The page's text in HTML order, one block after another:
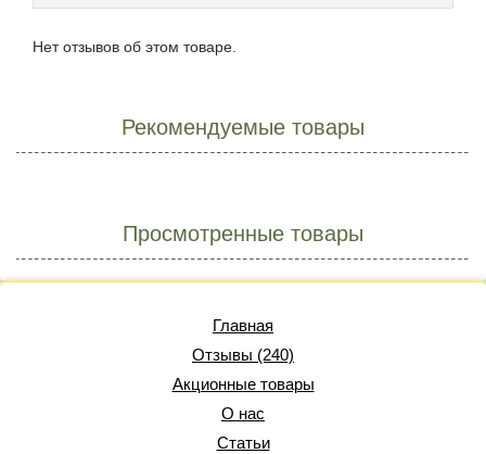
Нет отзывов об этом товаре.
Рекомендуемые товары
Просмотренные товары
Главная
Отзывы (240)
Акционные товары
О нас
Статьи